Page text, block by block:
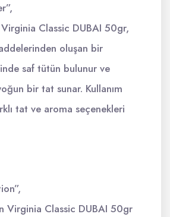
Classic DUBAI 50gr,
oluşan bir
saf tütün bulunur ve
bir tat sunar. Kullanım
tat ve aroma seçenekleri
Virginia Classic DUBAI 50gr